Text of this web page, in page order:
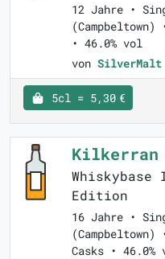
12 Jahre •
(Campbeltown)
• 46.0% vol
von SilverMalt
5cl = 5,30 €
Kilkerran
Whiskybase
Edition
16 Jahre •
(Campbeltown)
Casks • 46.0%